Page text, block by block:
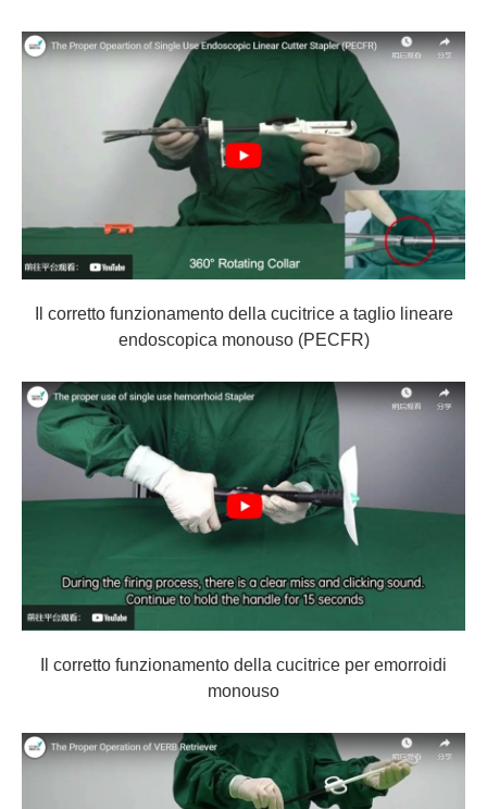
Il corretto funzionamento della cucitrice a taglio lineare
endoscopica monouso (PECFR)
Il corretto funzionamento della cucitrice per emorroidi
monouso